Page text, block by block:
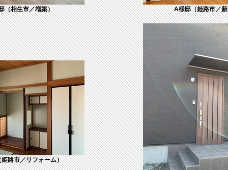
（相生市／増築） A様邸（姫路市／
路市／リフォーム）